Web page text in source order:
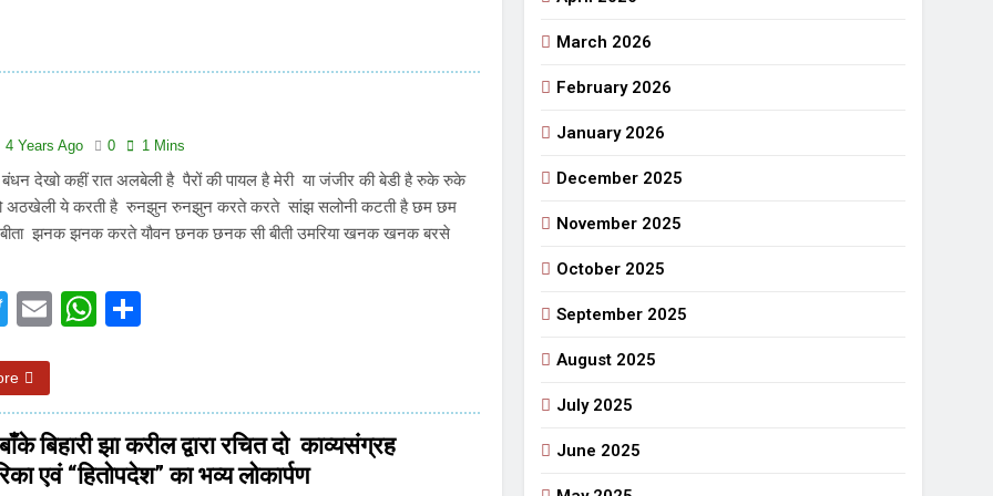
राजनीतिक सफरनामा : आन्दोलन से उपजे सवाल
सरकारों से जवाबदेही कब? कहां चला गया पुलिस के हाथों में लहराने वाला डंडा
की छाया या डिजिटल युग का नया प्रतिरोध?
6 Days Ago
4 Years Ago 0 1 Mins
बंधन देखो कहीं रात अलबेली है पैरों की पायल है मेरी या जंजीर की बेडी है रुके रुके
अठखेली ये करती है रुनझुन रुनझुन करते करते सांझ सलोनी कटती है छम छम
झनक झनक करते यौवन छनक छनक सी बीती उमरिया खनक खनक बरसे
Twitter
EmailWhatsApp
बिहारी झा करील द्वारा रचित दो काव्यसंग्रह
एवं “हितोपदेश” का भव्य लोकार्पण
March 2026
February 2026
January 2026
December 2025
November 2025
October 2025
September 2025
August 2025
July 2025
June 2025